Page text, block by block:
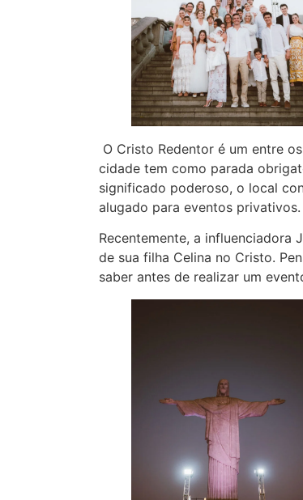
O Cristo Redentor é um entre
cidade tem como parada
significado poderoso, o local
alugado para eventos privativos.
Recentemente, a influenciadora
de sua filha Celina no Cristo.
saber antes de realizar um